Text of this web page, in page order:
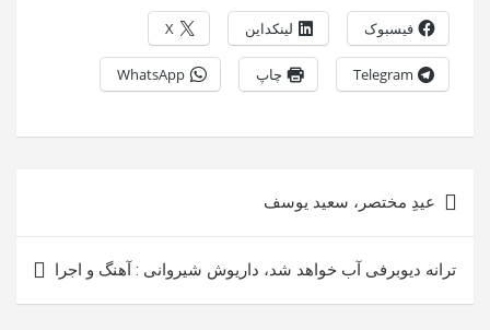
فیسبوک لینکداین X
Telegram چاپ WhatsApp
نوشته
عیدِ مختصر، سعید یوسف
ترانه دیوبرفی آب خواهد شد، داریوش شیروانی : آهنگ و اجرا